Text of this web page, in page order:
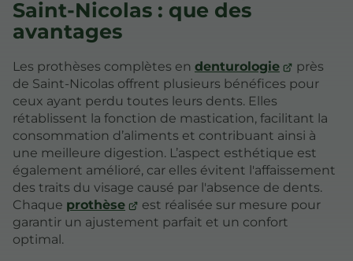
Saint-Nicolas : que des
avantages
Les prothèses complètes en denturologie
près
de Saint-Nicolas offrent plusieurs bénéfices pour
ceux ayant perdu toutes leurs dents. Elles
rétablissent la fonction de mastication, facilitant la
consommation d’aliments et contribuant ainsi à
une meilleure digestion. L’aspect esthétique est
également amélioré, car elles évitent l'affaissement
des traits du visage causé par l'absence de dents.
Chaque prothèse
est réalisée sur mesure pour
garantir un ajustement parfait et un confort
optimal.